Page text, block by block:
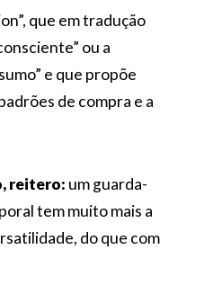
que em tradução
ou a
e que propõe
de compra e a
reitero: um guarda-
tem muito mais a
do que com